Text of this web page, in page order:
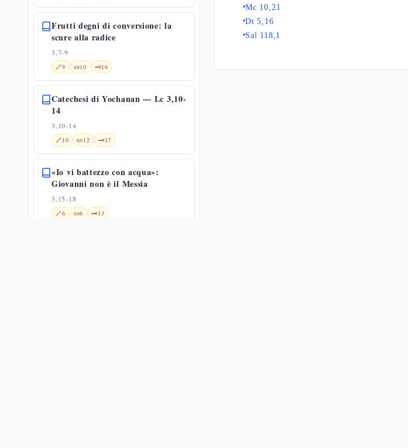
Frutti degni di conversione: la
scure alla radice
3,7-9
🔗9 📜10 🗝️16
Catechesi di Yochanan — Lc 3,10-
14
3,10-14
🔗10 📜12 🗝️17
«Io vi battezzo con acqua»:
Giovanni non è il Messia
3,15-18
🔗6 📜6 🗝️13
Mc 10,21
Dt 5,16
Sal 118,1